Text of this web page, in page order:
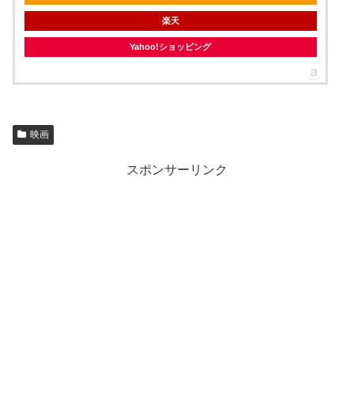
楽天
Yahoo!ショッピング
映画
スポンサーリンク